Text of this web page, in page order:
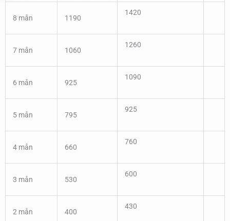
8 mån 1190
1420
7 mån 1060
1260
6 mån 925
1090
5 mån 795
925
4 mån 660
760
3 mån 530
600
2 mån 400
430